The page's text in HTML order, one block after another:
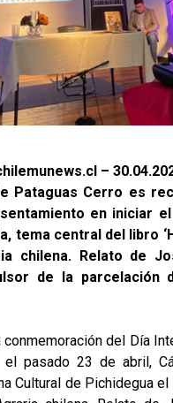
–
Pataguas Cerro es
en iniciar
tema central del libro
chilena. Relato de
de la parcelación
conmemoración del Día
el pasado 23 de abril,
Cultural de Pichidegua